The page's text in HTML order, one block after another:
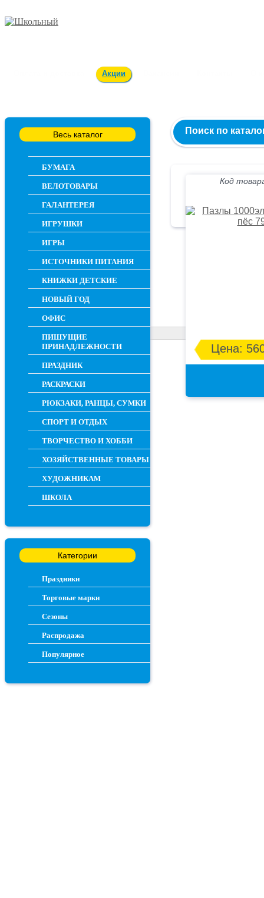
Акции
Весь каталог
БУМАГА
ВЕЛОТОВАРЫ
ГАЛАНТЕРЕЯ
ИГРУШКИ
ИГРЫ
ИСТОЧНИКИ ПИТАНИЯ
КНИЖКИ ДЕТСКИЕ
НОВЫЙ ГОД
ОФИС
ПИШУЩИЕ
ПРИНАДЛЕЖНОСТИ
ПРАЗДНИК
РАСКРАСКИ
РЮКЗАКИ, РАНЦЫ, СУМКИ
СПОРТ И ОТДЫХ
ТВОРЧЕСТВО И ХОББИ
ХОЗЯЙСТВЕННЫЕ ТОВАРЫ
ХУДОЖНИКАМ
ШКОЛА
Категории
Праздники
Торговые марки
Сезоны
Распродажа
Популярное
Поиск по
Код
Цена: